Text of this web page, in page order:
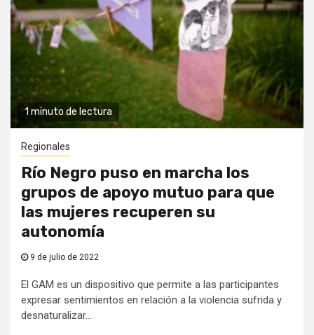
1 minuto de lectura
Regionales
Río Negro puso en marcha los
grupos de apoyo mutuo para que
las mujeres recuperen su
autonomía
9 de julio de 2022
El GAM es un dispositivo que permite a las participantes
expresar sentimientos en relación a la violencia sufrida y
desnaturalizar...